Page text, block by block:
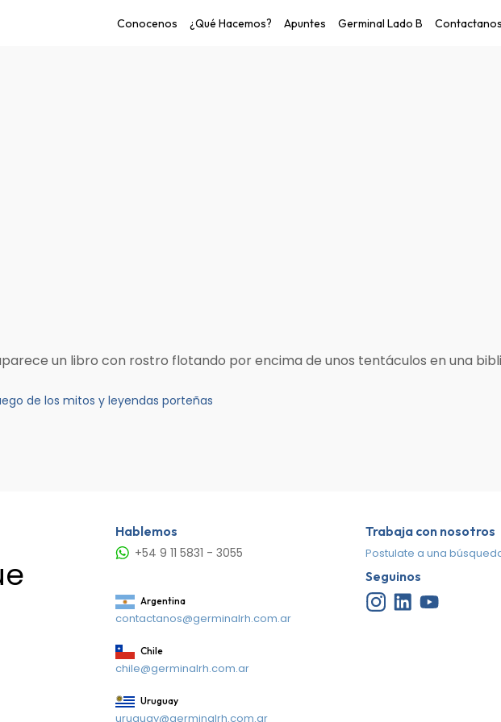
Conocenos ¿Qué Hacemos? Apuntes Germinal Lado B Contactanos
un libro con rostro flotando por encima de unos tentáculos en una
de los mitos y leyendas porteñas
Hablemos
+54 9 11 5831 - 3055
Argentina
contactanos@germinalrh.com.ar
Chile
chile@germinalrh.com.ar
Uruguay
uruguay@germinalrh.com.ar
Trabaja con nosotros
Postulate a una
Seguinos